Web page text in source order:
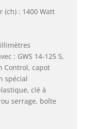
(ch) : 1400 Watt
: GWS 14-125 S,
Control, capot
spécial
clé à
serrage, boîte